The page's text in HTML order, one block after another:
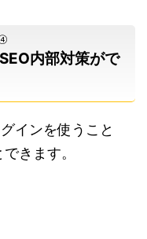
内部対策がで
インを使うこと
きます。